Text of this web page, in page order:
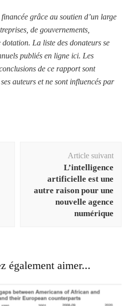
grâce au soutien d’un large
de gouvernements,
La liste des donateurs se
publiés en ligne ici. Les
de ce rapport sont
auteurs et ne sont influencés par
Article suivant
L’intelligence
artificielle est une
autre raison pour une
nouvelle agence
numérique
également aimer...